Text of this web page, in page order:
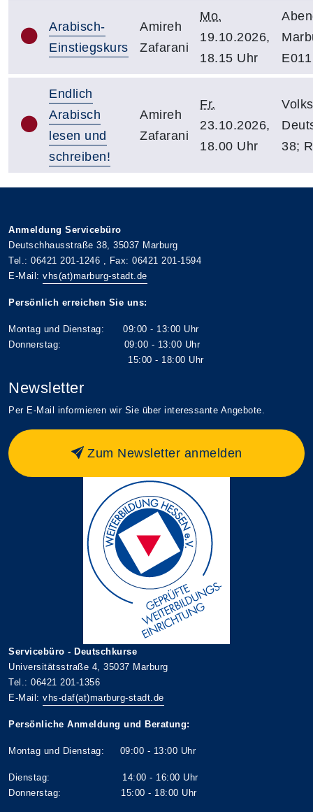
Arabisch-
Einstiegskurs
Amireh
Zafarani
Mo.
19.10.2026,
18.15 Uhr
E011
Endlich
Arabisch
lesen und
schreiben!
Amireh
Zafarani
Fr.
23.10.2026,
18.00 Uhr
38;
Anmeldung Servicebüro
Deutschhausstraße 38, 35037 Marburg
Tel.: 06421 201-1246 , Fax: 06421 201-1594
E-Mail: vhs(at)marburg-stadt.de
Persönlich erreichen Sie uns:
Montag und Dienstag: 09:00 - 13:00 Uhr
Donnerstag: 09:00 - 13:00 Uhr
15:00 - 18:00 Uhr
Newsletter
Per E-Mail informieren wir Sie über interessante Angebote.
Zum Newsletter anmelden
Servicebüro - Deutschkurse
Universitätsstraße 4, 35037 Marburg
Tel.: 06421 201-1356
E-Mail: vhs-daf(at)marburg-stadt.de
Persönliche Anmeldung und Beratung:
Montag und Dienstag: 09:00 - 13:00 Uhr
Dienstag: 14:00 - 16:00 Uhr
Donnerstag: 15:00 - 18:00 Uhr